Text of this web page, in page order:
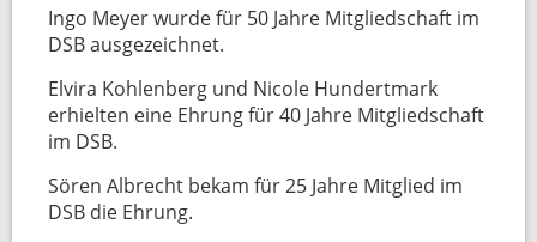
Ingo Meyer wurde für 50 Jahre Mitgliedschaft im
DSB ausgezeichnet.
Elvira Kohlenberg und Nicole Hundertmark
erhielten eine Ehrung für 40 Jahre Mitgliedschaft
im DSB.
Sören Albrecht bekam für 25 Jahre Mitglied im
DSB die Ehrung.